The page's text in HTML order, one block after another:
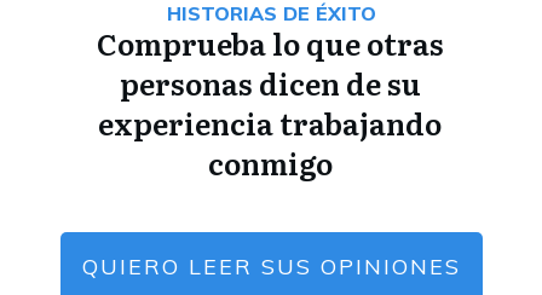
HISTORIAS DE ÉXITO
Comprueba lo que otras
personas dicen de su
experiencia trabajando
conmigo
QUIERO LEER SUS OPINIONES